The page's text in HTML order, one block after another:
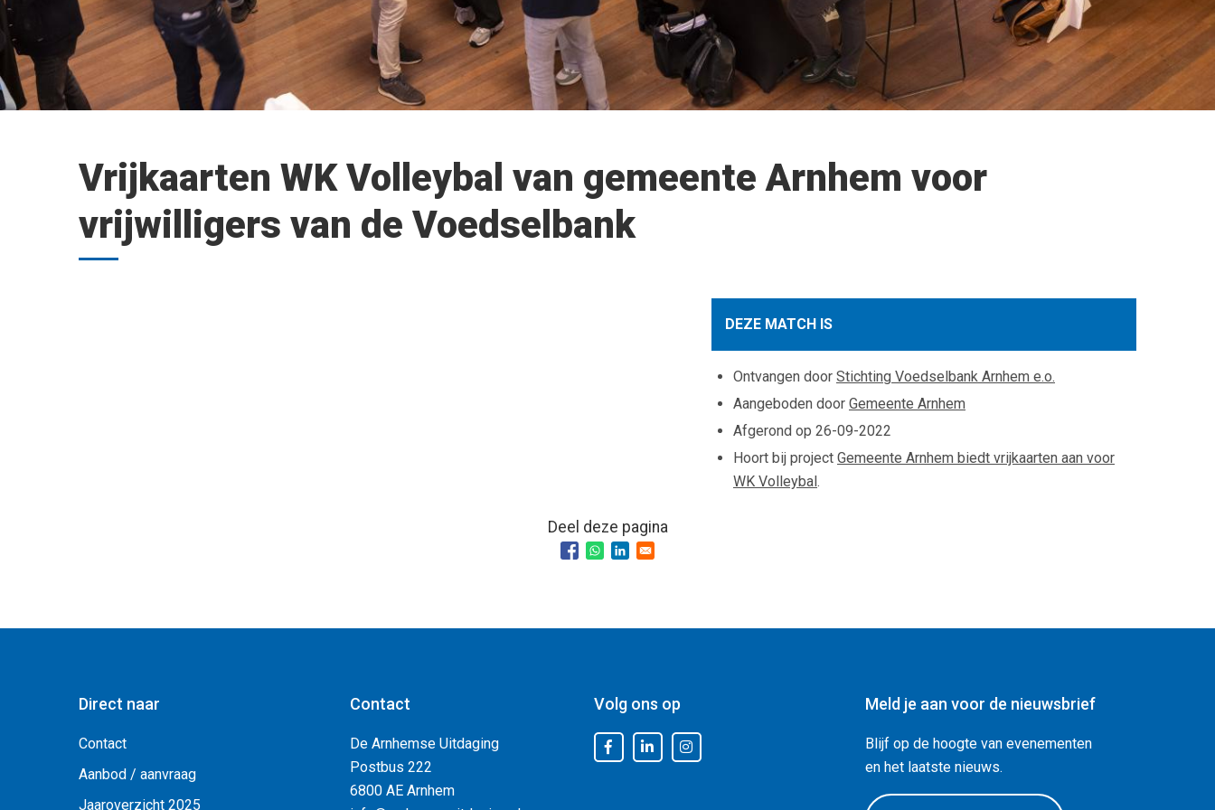
Vrijkaarten WK Volleybal van gemeente Arnhem voor
vrijwilligers van de Voedselbank
DEZE MATCH IS
Ontvangen door Stichting Voedselbank Arnhem e.o.
Aangeboden door Gemeente Arnhem
Afgerond op 26-09-2022
Hoort bij project Gemeente Arnhem biedt vrijkaarten aan voor
WK Volleybal.
Deel deze pagina
Direct naar
Contact
Aanbod / aanvraag
Jaaroverzicht 2025
Contact
De Arnhemse Uitdaging
Postbus 222
6800 AE Arnhem
Volg ons op Meld je aan voor de nieuwsbrief
Blijf op de hoogte van evenementen
en het laatste nieuws.